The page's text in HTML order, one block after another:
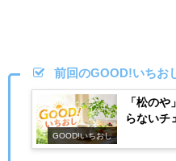
前回のGOOD!いちお
GOOD!いちおし
「松の
らないチ